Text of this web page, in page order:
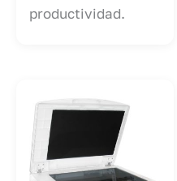
productividad.